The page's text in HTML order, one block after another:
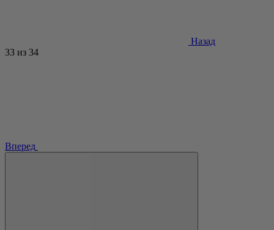
Назад
33 из 34
Вперед